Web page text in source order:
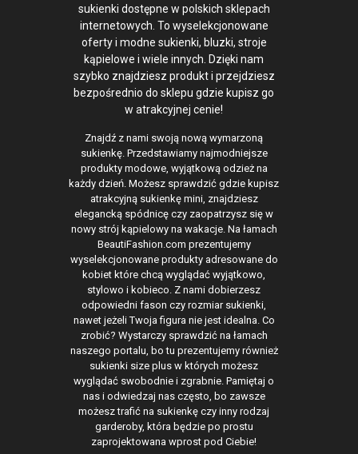
sukienki dostępne w polskich sklepach
internetowych. To wyselekcjonowane
oferty i modne sukienki, bluzki, stroje
kąpielowe i wiele innych. Dzięki nam
szybko znajdziesz produkt i przejdziesz
bezpośrednio do sklepu gdzie kupisz go
w atrakcyjnej cenie!
Znajdź z nami swoją nową wymarzoną
sukienkę. Przedstawiamy najmodniejsze
produkty modowe, wyjątkową odzież na
każdy dzień. Możesz sprawdzić gdzie kupisz
atrakcyjną sukienkę mini, znajdziesz
elegancką spódnicę czy zaopatrzysz się w
nowy strój kąpielowy na wakacje. Na łamach
BeautiFashion.com prezentujemy
wyselekcjonowane produkty adresowane do
kobiet które chcą wyglądać wyjątkowo,
stylowo i kobieco. Z nami dobierzesz
odpowiedni fason czy rozmiar sukienki,
nawet jeżeli Twoja figura nie jest idealna. Co
zrobić? Wystarczy sprawdzić na łamach
naszego portalu, bo tu prezentujemy również
sukienki size plus w których możesz
wyglądać swobodnie i zgrabnie. Pamiętaj o
nas i odwiedzaj nas często, bo zawsze
możesz trafić na sukienkę czy inny rodzaj
garderoby, która będzie po prostu
zaprojektowana wprost pod Ciebie!